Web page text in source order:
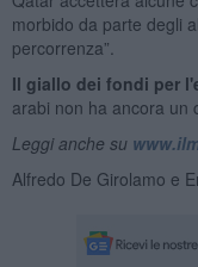
morbido da parte degli
percorrenza”.
Il giallo dei fondi per
arabi non ha ancora un
Leggi anche su
Alfredo De Girolamo e